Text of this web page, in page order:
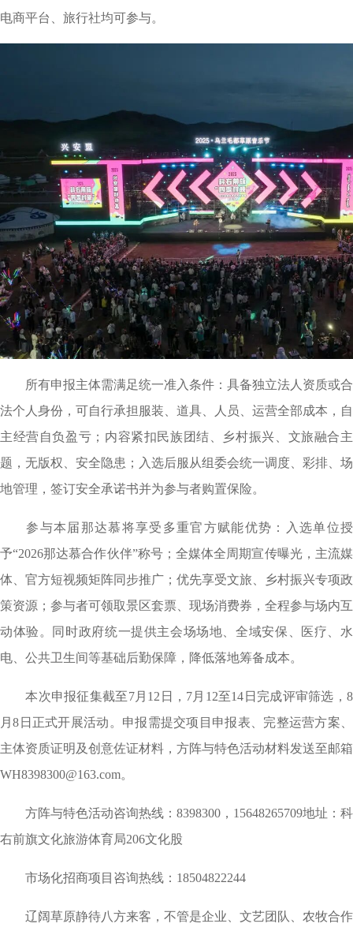
电商平台、旅行社均可参与。
所有申报主体需满足统一准入条件：具备独立法人资质或合
法个人身份，可自行承担服装、道具、人员、运营全部成本，自
主经营自负盈亏；内容紧扣民族团结、乡村振兴、文旅融合主
题，无版权、安全隐患；入选后服从组委会统一调度、彩排、场
地管理，签订安全承诺书并为参与者购置保险。
参与本届那达慕将享受多重官方赋能优势：入选单位授
予“2026那达慕合作伙伴”称号；全媒体全周期宣传曝光，主流媒
体、官方短视频矩阵同步推广；优先享受文旅、乡村振兴专项政
策资源；参与者可领取景区套票、现场消费券，全程参与场内互
动体验。同时政府统一提供主会场场地、全域安保、医疗、水
电、公共卫生间等基础后勤保障，降低落地筹备成本。
本次申报征集截至7月 12 日， 7月 12至14 日完成评审筛选，8
月8 日正式开展活动。申报需提交项目申报表、完整运营方案、
主体资质证明及创意佐证材料，方阵与特色活动材料发送至邮箱
WH8398300@163.com。
方阵与特色活动咨询热线： 8398300 ， 15648265709地址：科
右前旗文化旅游体育局206文化股
市场化招商项目咨询热线： 18504822244
辽阔草原静待八方来客，不管是企业、文艺团队、农牧合作